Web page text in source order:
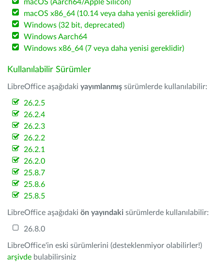
macOS (Aarch64/Apple Silicon)
macOS x86_64 (10.14 veya daha yenisi gereklidir)
Windows (32 bit, deprecated)
Windows Aarch64
Windows x86_64 (7 veya daha yenisi gereklidir)
Kullanılabilir Sürümler
LibreOffice aşağıdaki yayımlanmış sürümlerde kullanılabilir:
26.2.5
26.2.4
26.2.3
26.2.2
26.2.1
26.2.0
25.8.7
25.8.6
25.8.5
LibreOffice aşağıdaki ön yayındaki sürümlerde kullanılabilir:
26.8.0
LibreOffice'in eski sürümlerini (desteklenmiyor olabilirler!)
arşivde bulabilirsiniz